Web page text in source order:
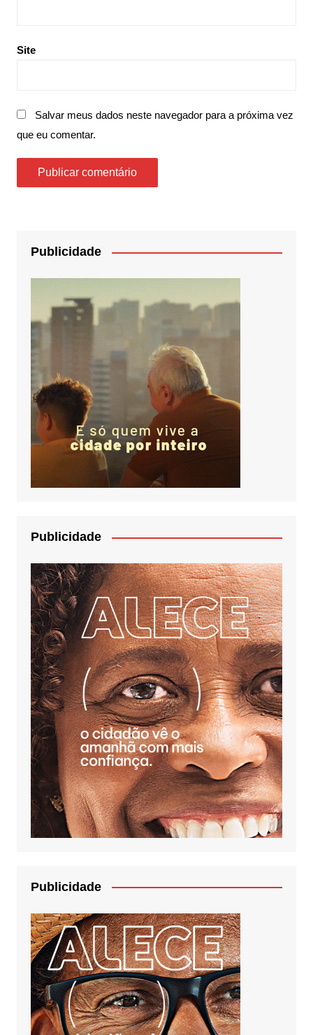
Site
Salvar meus dados neste navegador para a próxima vez
que eu comentar.
Publicidade
Publicidade
Publicidade